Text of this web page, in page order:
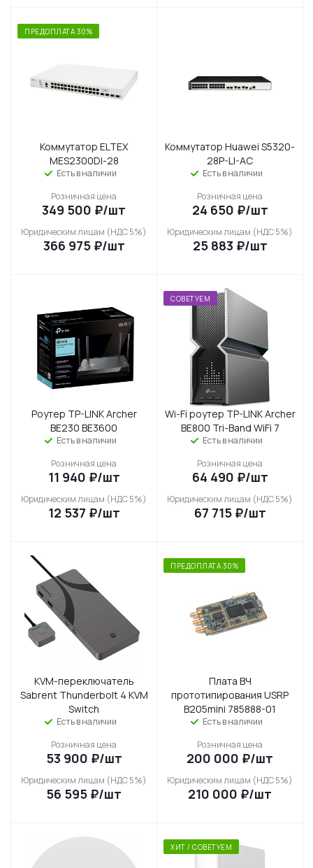
ПРЕДОПЛАТА 30%
Коммутатор ELTEX
MES2300DI-28
Есть в наличии
Розничная цена
349 500 ₽/шт
Юридическим лицам (НДС 5%)
366 975₽/шт
Коммутатор Huawei S5320-
28P-LI-AC
Есть в наличии
Розничная цена
24 650 ₽/шт
Юридическим лицам (НДС 5%)
25 883 ₽/шт
Роутер TP-LINK Archer
BE230 BE3600
Есть в наличии
Розничная цена
11 940 ₽/шт
Юридическим лицам (НДС 5%)
12 537 ₽/шт
СОВЕТУЕМ
Wi-Fi роутер TP-LINK Archer
BE800 Tri-Band WiFi 7
Есть в наличии
Розничная цена
64 490 ₽/шт
Юридическим лицам (НДС 5%)
67 715₽/шт
KVM-переключатель
Sabrent Thunderbolt 4 KVM
Switch
Есть в наличии
Розничная цена
53 900 ₽/шт
Юридическим лицам (НДС 5%)
56 595 ₽/шт
ПРЕДОПЛАТА 30%
Плата ВЧ
прототипирования USRP
B205mini 785888-01
Есть в наличии
Розничная цена
200 000 ₽/шт
Юридическим лицам (НДС 5%)
210 000 ₽/шт
ХИТ / СОВЕТУЕМ